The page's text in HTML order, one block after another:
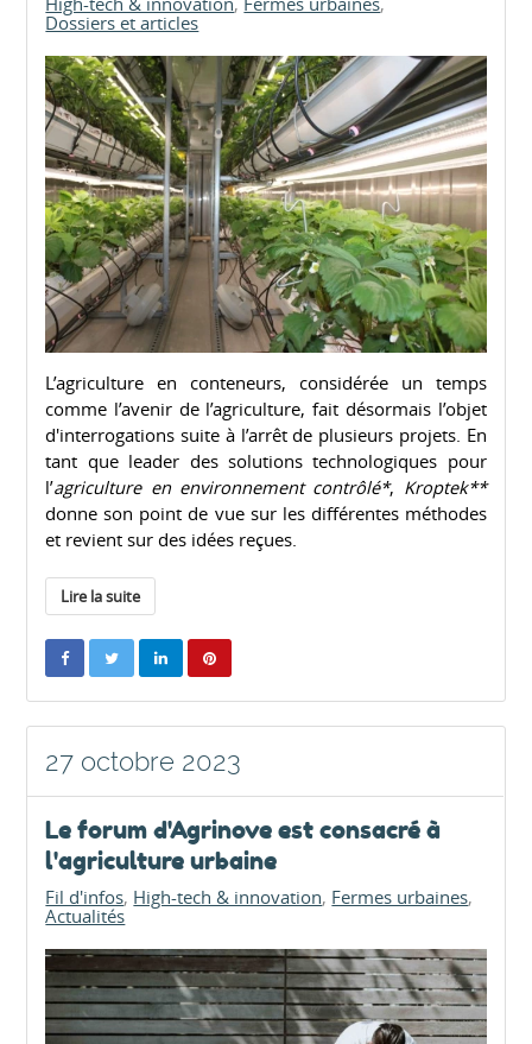
Dossiers et articles
L’agriculture en conteneurs, considérée un temps
comme l’avenir de l’agriculture, fait désormais l’objet
d'interrogations suite à l’arrêt de plusieurs projets. En
tant que leader des solutions technologiques pour
l’agriculture en environnement contrôlé*, Kroptek**
donne son point de vue sur les différentes méthodes
et revient sur des idées reçues.
Lire la suite
27 octobre 2023
Le forum d'Agrinove est consacré à
l'agriculture urbaine
Fil d'infos High-tech & innovation Fermes urbaines
Actualités